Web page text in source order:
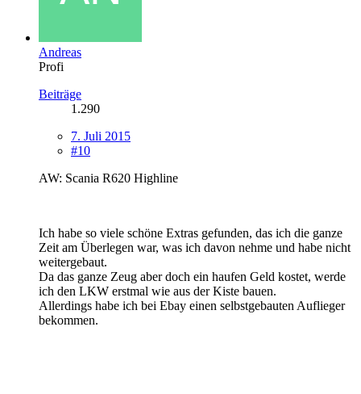
Andreas
Profi
Beiträge
1.290
7. Juli 2015
#10
AW: Scania R620 Highline
Ich habe so viele schöne Extras gefunden, das ich die ganze
Zeit am Überlegen war, was ich davon nehme und habe nicht
weitergebaut.
Da das ganze Zeug aber doch ein haufen Geld kostet, werde
ich den LKW erstmal wie aus der Kiste bauen.
Allerdings habe ich bei Ebay einen selbstgebauten Auflieger
bekommen.